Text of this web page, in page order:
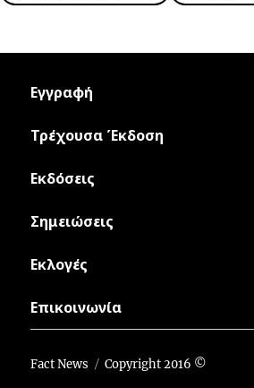
Εγγραφή
Τρέχουσα Έκδοση
Εκδόσεις
Σημειώσεις
Εκλογές
Επικοινωνία
Fact News Copyright 2016 ©